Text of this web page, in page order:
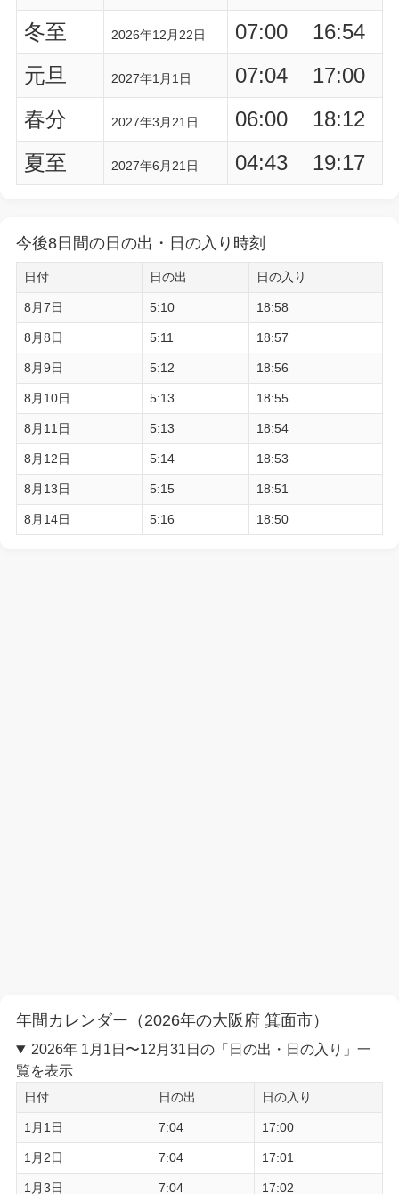
冬至
2026年12月22日 07:00
16:54
元旦
2027年1月1日 07:04
17:00
春分
2027年3月21日 06:00
18:12
夏至
2027年6月21日 04:43 19:17
今後8日間の日の出・日の入り時刻
日付 日の出 日の入り
8月7日 5:10 18:58
8月8日 5:11 18:57
8月9日 5:12 18:56
8月10日 5:13 18:55
8月11日 5:13 18:54
8月12日 5:14 18:53
8月13日 5:15 18:51
8月14日 5:16 18:50
年間カレンダー（2026年の大阪府 箕面市）
2026年 1月1日〜12月31日の「日の出・日の入り」一
覧を表示
日付 日の出 日の入り
1月1日 7:04 17:00
1月2日 7:04 17:01
1月3日 7:04 17:02